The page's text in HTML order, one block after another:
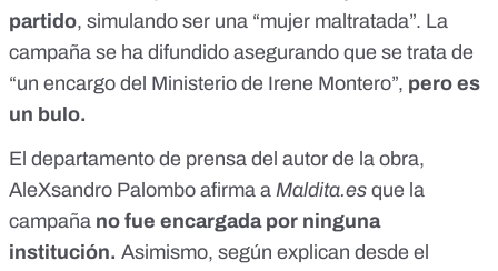
partido, simulando ser una “mujer maltratada”. La
campaña se ha difundido asegurando que se trata de
“un encargo del Ministerio de Irene Montero”, pero es
un bulo.
El departamento de prensa del autor de la obra,
AleXsandro Palombo afirma a Maldita.es que la
campaña no fue encargada por ninguna
institución. Asimismo, según explican desde el